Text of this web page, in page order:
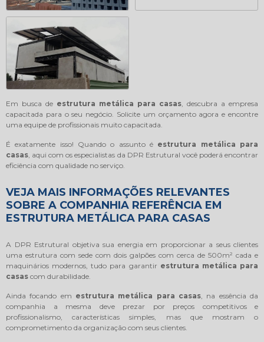
Em busca de estrutura metálica para casas, descubra a empresa
capacitada para o seu negócio. Solicite um orçamento agora e encontre
uma equipe de profissionais muito capacitada.
É exatamente isso! Quando o assunto é estrutura metálica para
casas, aqui com os especialistas da DPR Estrutural você poderá encontrar
eficiência com qualidade no serviço.
VEJA MAIS INFORMAÇÕES RELEVANTES
SOBRE A COMPANHIA REFERÊNCIA EM
ESTRUTURA METÁLICA PARA CASAS
A DPR Estrutural objetiva sua energia em proporcionar a seus clientes
uma estrutura com sede com dois galpões com cerca de 500m² cada e
maquinários modernos, tudo para garantir estrutura metálica para
casas com durabilidade.
Ainda focando em estrutura metálica para casas, na essência da
companhia a mesma deve prezar por preços competitivos e
profissionalismo, características simples, mas que mostram o
comprometimento da organização com seus clientes.